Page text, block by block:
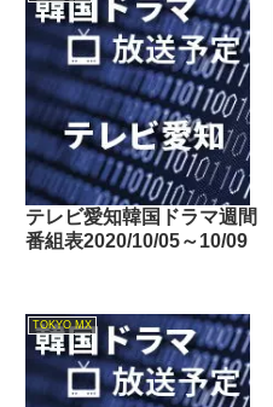
テレビ愛知韓国ドラマ週間
番組表2020/10/05～10/09
TOKYO MX